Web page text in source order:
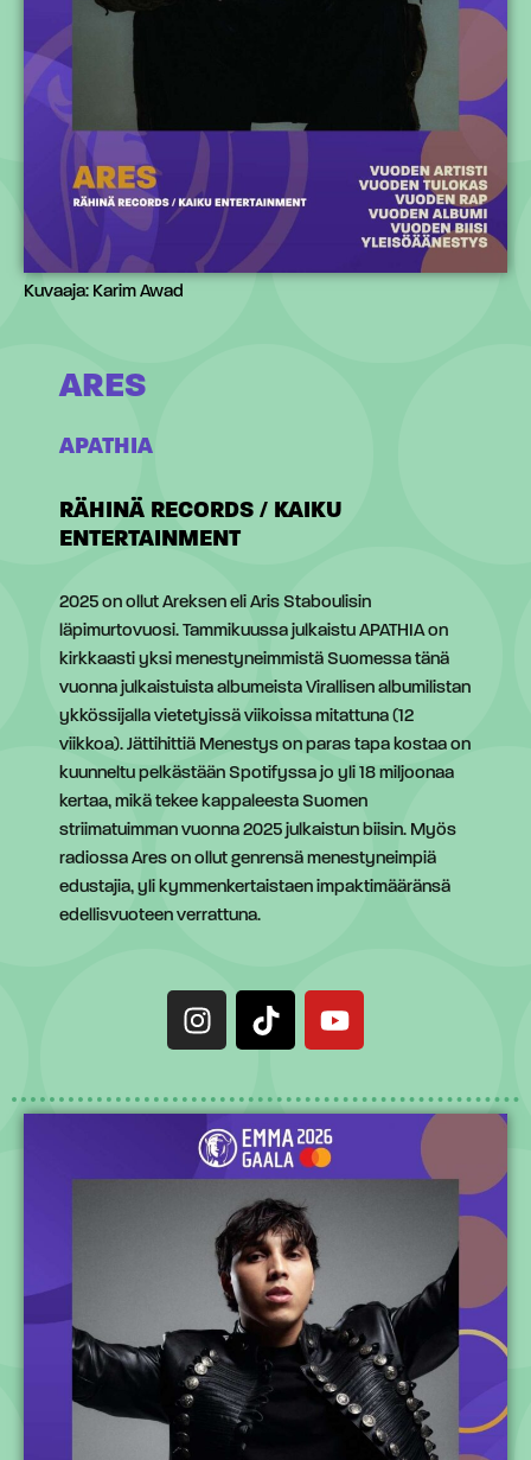
Kuvaaja: Karim Awad
ARES
APATHIA
RÄHINÄ RECORDS / KAIKU
ENTERTAINMENT
2025 on ollut Areksen eli Aris Staboulisin
läpimurtovuosi. Tammikuussa julkaistu APATHIA on
kirkkaasti yksi menestyneimmistä Suomessa tänä
vuonna julkaistuista albumeista Virallisen albumilistan
ykkössijalla vietetyissä viikoissa mitattuna (12
viikkoa). Jättihittiä Menestys on paras tapa kostaa on
kuunneltu pelkästään Spotifyssa jo yli 18 miljoonaa
kertaa, mikä tekee kappaleesta Suomen
striimatuimman vuonna 2025 julkaistun biisin. Myös
radiossa Ares on ollut genrensä menestyneimpiä
edustajia, yli kymmenkertaistaen impaktimääränsä
edellisvuoteen verrattuna.